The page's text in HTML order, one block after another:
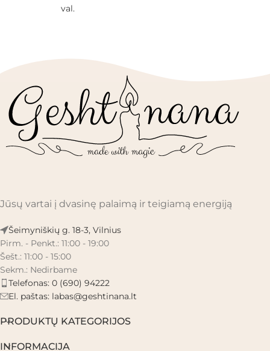
val.
Jūsų vartai į dvasinę palaimą ir teigiamą energiją
Šeimyniškių g. 18-3, Vilnius
Pirm. - Penkt.: 11:00 - 19:00
Šešt.: 11:00 - 15:00
Sekm.: Nedirbame
Telefonas: 0 (690) 94222
El. paštas: labas@geshtinana.lt
PRODUKTŲ KATEGORIJOS
INFORMACIJA